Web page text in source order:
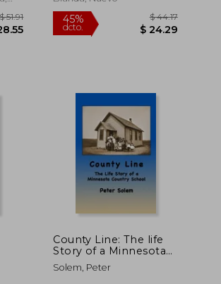
$ 51.91
$ 28.55
45%
County Line: The life
Story of a Minnesota
Country School (en
Inglés)
Solem, Peter